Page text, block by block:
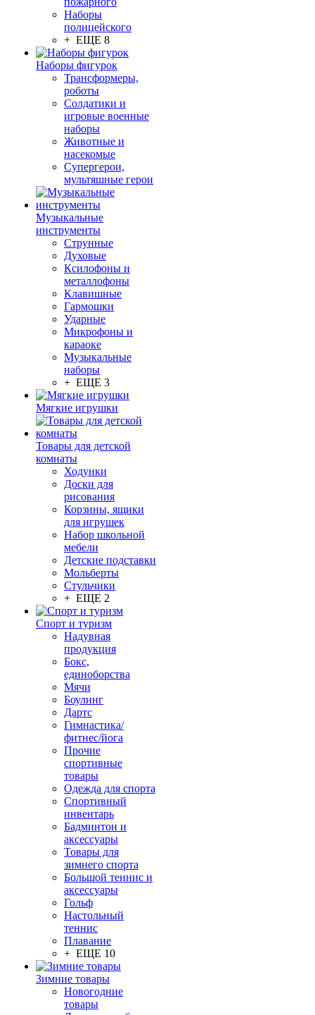
Наборы
полицейского
+ ЕЩЕ 8
Наборы фигурок
Трансформеры,
роботы
Солдатики и
игровые военные
наборы
Животные и
насекомые
Супергерои,
мультяшные герои
Музыкальные
инструменты
Струнные
Духовые
Ксилофоны и
металлофоны
Клавишные
Гармошки
Ударные
Микрофоны и
караоке
Музыкальные
наборы
+ ЕЩЕ 3
Мягкие игрушки
Товары для детской
комнаты
Ходунки
Доски для
рисования
Корзины, ящики
для игрушек
Набор школьной
мебели
Детские подставки
Мольберты
Стульчики
+ ЕЩЕ 2
Спорт и туризм
Надувная
продукция
Бокс,
единоборства
Мячи
Боулинг
Дартс
Гимнастика/
фитнес/йога
Прочие
спортивные
товары
Одежда для спорта
Спортивный
инвентарь
Бадминтон и
аксессуары
Товары для
зимнего спорта
Большой теннис и
аксессуары
Гольф
Настольный
теннис
Плавание
+ ЕЩЕ 10
Зимние товары
Новогодние
товары